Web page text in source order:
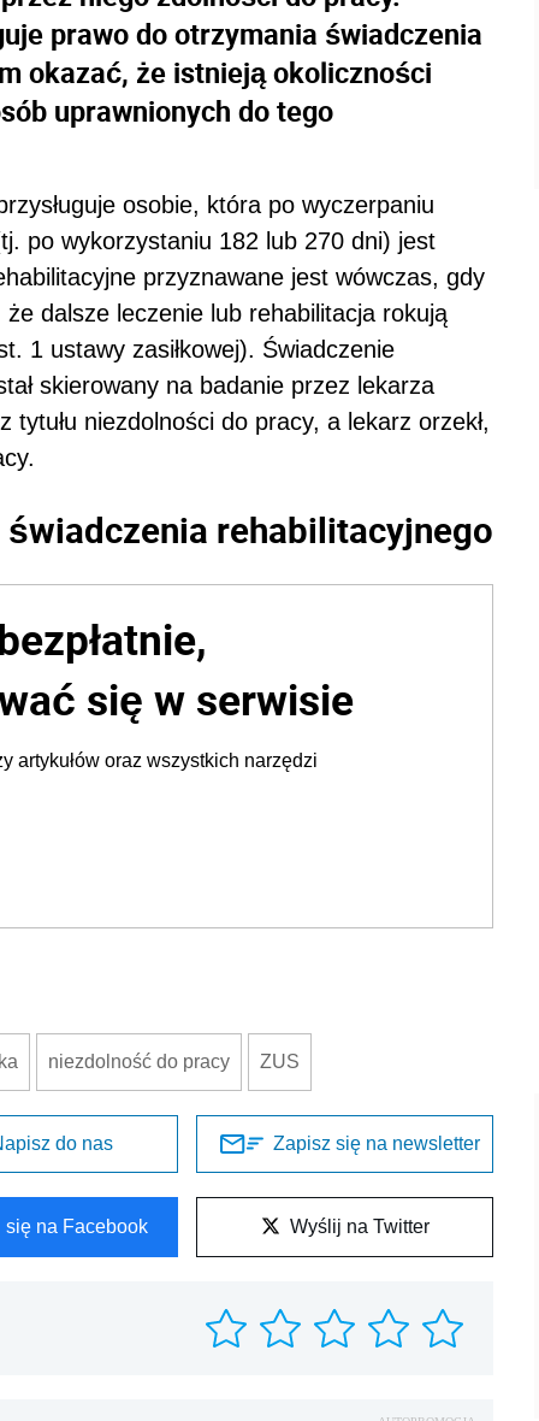
prawo do otrzymania świadczenia
okazać, że istnieją okoliczności
uprawnionych do tego
osobie, która po wyczerpaniu
po wykorzystaniu 182 lub 270 dni) jest
przyznawane jest wówczas, gdy
dalsze leczenie lub rehabilitacja rokują
1 ustawy zasiłkowej). Świadczenie
skierowany na badanie przez lekarza
niezdolności do pracy, a lekarz orzekł,
rehabilitacyjnego
się w serwisie
artykułów oraz wszystkich narzędzi
niezdolność do pracy ZUS
do nas Zapisz się na newsletter
się na Facebook Wyślij na Twitter